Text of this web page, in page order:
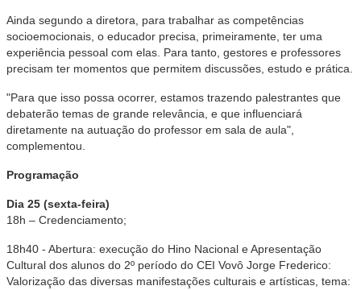
Ainda segundo a diretora, para trabalhar as competências
socioemocionais, o educador precisa, primeiramente, ter uma
experiência pessoal com elas. Para tanto, gestores e professores
precisam ter momentos que permitem discussões, estudo e prática.
"Para que isso possa ocorrer, estamos trazendo palestrantes que
debaterão temas de grande relevância, e que influenciará
diretamente na autuação do professor em sala de aula",
complementou.
Programação
Dia 25 (sexta-feira)
18h – Credenciamento;
18h40 - Abertura: execução do Hino Nacional e Apresentação
Cultural dos alunos do 2º período do CEI Vovô Jorge Frederico:
Valorização das diversas manifestações culturais e artísticas, tema: